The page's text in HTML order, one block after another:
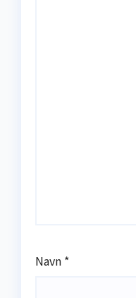
Navn *